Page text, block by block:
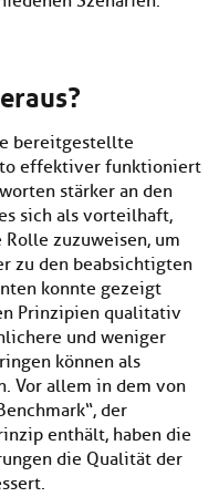
bereitgestellte
effektiver funktioniert
stärker an den
sich als vorteilhaft,
zuzuweisen, um
zu den beabsichtigten
konnte gezeigt
Prinzipien qualitativ
und weniger
können als
Vor allem in dem von
der
enthält, haben die
die Qualität der